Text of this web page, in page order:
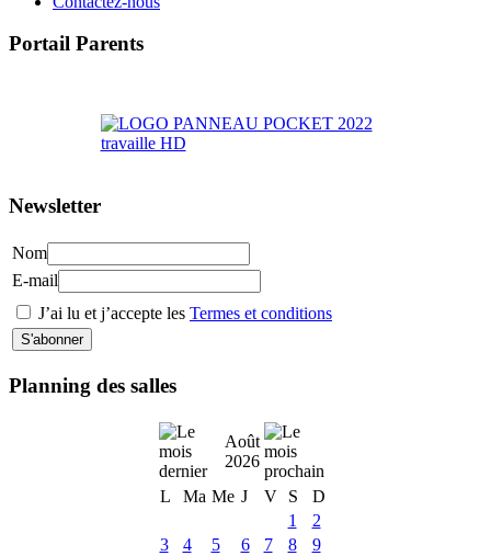
Portail Parents
Newsletter
Nom
E-mail
J’ai lu et j’accepte les Termes et conditions
Planning des salles
Août
2026
L
Ma Me J V S
D
1
2
3
4 5 6 7 8
9